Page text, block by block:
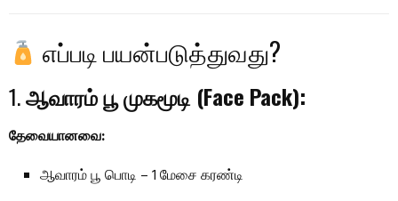
எப்படி பயன்படுத்துவது?
1.ஆவாரம் பூ முகமூடி (Face Pack):
தேவையானவை:
ஆவாரம் பூ பொடி – 1 மேசை கரண்டி